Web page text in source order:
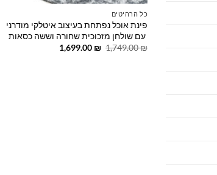
כל הרהיטים
פינת אוכל נפתחת בעיצוב איטלקי מודרני
עם שולחן מזכוכית שחורה וששה כסאות
1,749.00₪
המחיר
1,699.00 ₪